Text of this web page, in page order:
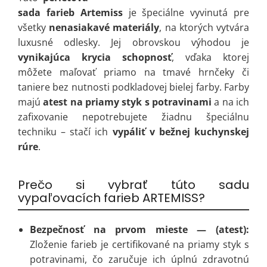
sada farieb Artemissje špeciálne vyvinutá pre
všetky nenasiakavé materiály, na ktorých vytvára
luxusné odlesky. Jej obrovskou výhodou je
vynikajúca krycia schopnosť, vďaka ktorej
môžete maľovať priamo na tmavé hrnčeky či
taniere bez nutnosti podkladovej bielej farby. Farby
majúatest na priamy styk s potravinami a na ich
zafixovanie nepotrebujete žiadnu špeciálnu
techniku – stačí ich vypáliť v bežnej kuchynskej
rúre.
Prečo si vybrať túto sadu
vypaľovacích farieb ARTEMISS?
Bezpečnosť na prvom mieste — (atest):
Zloženie farieb je certifikované na priamy styk s
potravinami, čo zaručuje ich úplnú zdravotnú